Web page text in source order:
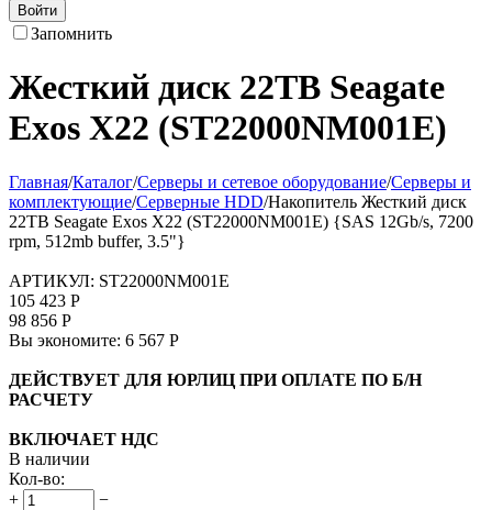
Войти
Запомнить
Жесткий диск 22TB Seagate
Exos X22 (ST22000NM001E)
Главная/Каталог/Серверы и сетевое оборудование/Серверы и
комплектующие/Серверные HDD/Накопитель Жесткий диск
22TB Seagate Exos X22 (ST22000NM001E) {SAS 12Gb/s, 7200
rpm, 512mb buffer, 3.5"}
АРТИКУЛ: ST22000NM001E
105 423 Р
98 856 Р
Вы экономите: 6 567 Р
ДЕЙСТВУЕТ ДЛЯ ЮРЛИЦ ПРИ ОПЛАТЕ ПО Б/Н
РАСЧЕТУ
ВКЛЮЧАЕТ НДС
В наличии
Кол-во:
+
−